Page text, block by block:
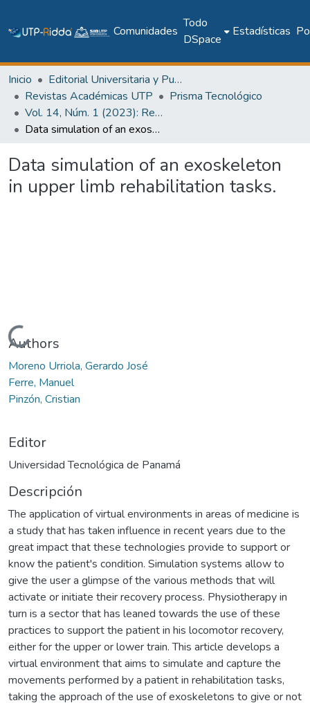
Comunidades
Todo
DSpace
Estadísticas
Inicio
Editorial Universitaria y Publicaciones Seriadas
Revistas Académicas UTP
Prisma Tecnológico
Vol. 14, Núm. 1 (2023): Revista Prisma Tecnológico
Data simulation of an exoskeleton in upper limb rehabilitation tasks.
Data simulation of an exoskeleton
in upper limb rehabilitation tasks.
Cargando...
Authors
Moreno Urriola, Gerardo José
Ferre, Manuel
Pinzón, Cristian
Editor
Universidad Tecnológica de Panamá
Descripción
The application of virtual environments in areas of medicine is
a study that has taken influence in recent years due to the
great impact that these technologies provide to support or
know the patient's condition. Simulation systems allow to
give the user a glimpse of the various methods that will
activate or initiate their recovery process. Physiotherapy in
turn is a sector that has leaned towards the use of these
practices to support the patient in his locomotor recovery,
either for the upper or lower train. This article develops a
virtual environment that aims to simulate and capture the
movements performed by a patient in rehabilitation tasks,
taking the approach of the use of exoskeletons to give or not